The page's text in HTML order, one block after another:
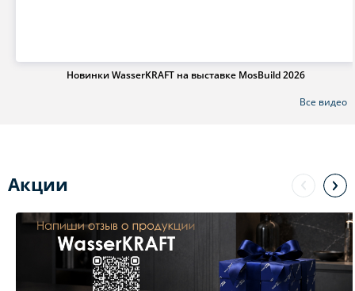
Новинки WasserKRAFT на выставке MosBuild 2026
Все видео
Акции